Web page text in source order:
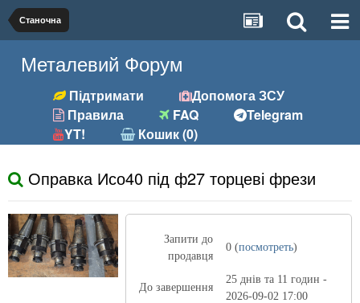
Станочна
Металевий Форум
Підтримати
Допомога ЗСУ
Правила
FAQ
Telegram
YT!
Кошик (0)
Оправка Исо40 під ф27 торцеві фрези
Запити до
продавця
0 (посмотреть)
До завершення
25 днів та 11 годин -
2026-09-02 17:00